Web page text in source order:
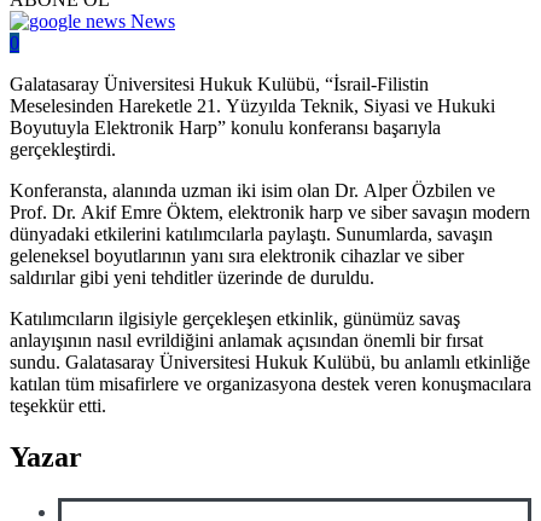
News
0
Galatasaray Üniversitesi Hukuk Kulübü, “İsrail-Filistin
Meselesinden Hareketle 21. Yüzyılda Teknik, Siyasi ve Hukuki
Boyutuyla Elektronik Harp” konulu konferansı başarıyla
gerçekleştirdi.
Konferansta, alanında uzman iki isim olan Dr. Alper Özbilen ve
Prof. Dr. Akif Emre Öktem, elektronik harp ve siber savaşın modern
dünyadaki etkilerini katılımcılarla paylaştı. Sunumlarda, savaşın
geleneksel boyutlarının yanı sıra elektronik cihazlar ve siber
saldırılar gibi yeni tehditler üzerinde de duruldu.
Katılımcıların ilgisiyle gerçekleşen etkinlik, günümüz savaş
anlayışının nasıl evrildiğini anlamak açısından önemli bir fırsat
sundu. Galatasaray Üniversitesi Hukuk Kulübü, bu anlamlı etkinliğe
katılan tüm misafirlere ve organizasyona destek veren konuşmacılara
teşekkür etti.
Yazar